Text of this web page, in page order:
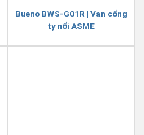
Bueno BWS-G01R | Van cổng
ty nổi ASME